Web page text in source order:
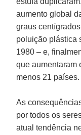
aumento global
graus
poluição plástica
1980 – e,
que aumentaram
menos 21 países.
As
por todos os
atual tendência